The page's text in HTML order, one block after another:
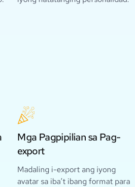
Mga Pagpipilian sa Pag-
export
Madaling i-export ang iyong
avatar sa iba’t ibang format para